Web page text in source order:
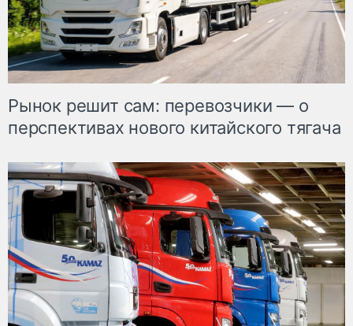
Рынок решит сам: перевозчики — о
перспективах нового китайского тягача